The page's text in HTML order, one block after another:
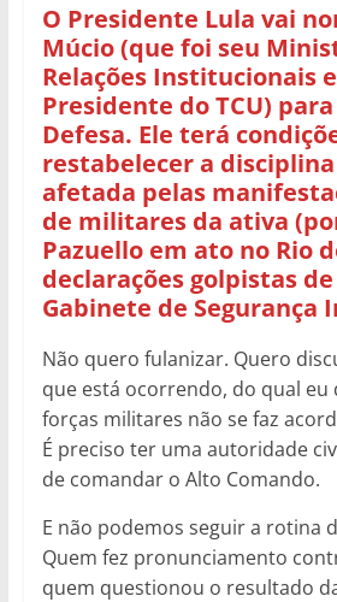
O Presidente Lula vai
Múcio (que foi seu
Relações Institucionais
Presidente do TCU)
Defesa. Ele terá
restabelecer a
afetada pelas
de militares da ativa
Pazuello em ato no Rio
declarações golpistas
Gabinete de Segurança
Não quero fulanizar. Quero
que está ocorrendo, do qual eu
forças militares não se faz
É preciso ter uma autoridade
de comandar o Alto Comando.
E não podemos seguir a rotina
Quem fez pronunciamento
quem questionou o resultado